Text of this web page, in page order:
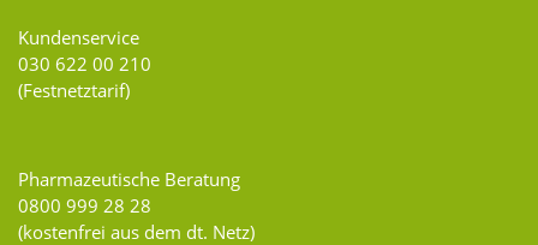
Kundenservice
030 622 00 210
(Festnetztarif)
Pharmazeutische Beratung
0800 999 28 28
(kostenfrei aus dem dt. Netz)